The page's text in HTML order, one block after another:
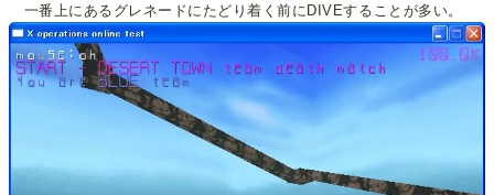
一番上にあるグレネードにたどり着く前にDIVEすることが多い。